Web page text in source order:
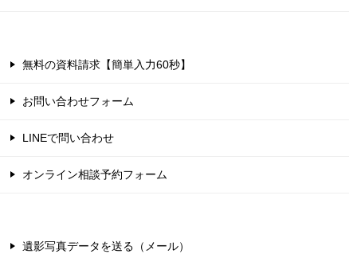
無料の資料請求【簡単入力60秒】
お問い合わせフォーム
LINEで問い合わせ
オンライン相談予約フォーム
遺影写真データを送る（メール）